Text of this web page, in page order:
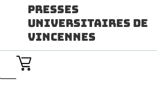
Presses
Universitaires de
Vincennes